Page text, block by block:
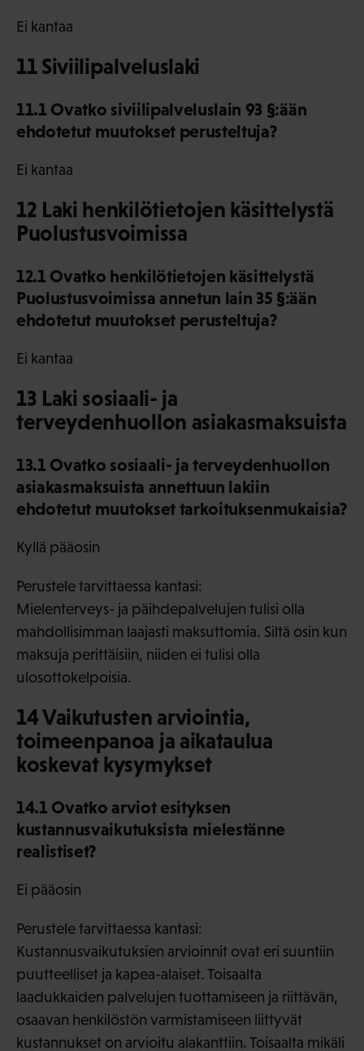
Ei kantaa
11 Siviilipalveluslaki
11.1 Ovatko siviilipalveluslain 93 §:ään
ehdotetut muutokset perusteltuja?
Ei kantaa
12 Laki henkilötietojen käsittelystä
Puolustusvoimissa
12.1 Ovatko henkilötietojen käsittelystä
Puolustusvoimissa annetun lain 35 §:ään
ehdotetut muutokset perusteltuja?
Ei kantaa
13 Laki sosiaali- ja
terveydenhuollon asiakasmaksuista
13.1 Ovatko sosiaali- ja terveydenhuollon
asiakasmaksuista annettuun lakiin
ehdotetut muutokset tarkoituksenmukaisia?
Kyllä pääosin
Perustele tarvittaessa kantasi:
Mielenterveys- ja päihdepalvelujen tulisi olla
mahdollisimman laajasti maksuttomia. Siltä osin kun
maksuja perittäisiin, niiden ei tulisi olla
ulosottokelpoisia.
14 Vaikutusten arviointia,
toimeenpanoa ja aikataulua
koskevat kysymykset
14.1 Ovatko arviot esityksen
kustannusvaikutuksista mielestänne
realistiset?
Ei pääosin
Perustele tarvittaessa kantasi:
Kustannusvaikutuksien arvioinnit ovat eri suuntiin
puutteelliset ja kapea-alaiset. Toisaalta
laadukkaiden palvelujen tuottamiseen ja riittävän,
osaavan henkilöstön varmistamiseen liittyvät
kustannukset on arvioitu alakanttiin. Toisaalta mikäli